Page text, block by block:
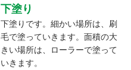
下塗り
下塗りです。細かい場所は、刷
毛で塗っていきます。面積の大
きい場所は、ローラーで塗って
いきます。